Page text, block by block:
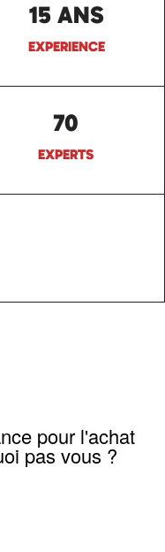
15 ANS
EXPERIENCE
70
EXPERTS
pour l'achat
pas vous ?